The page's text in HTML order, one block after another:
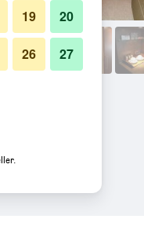
19 20
26 27